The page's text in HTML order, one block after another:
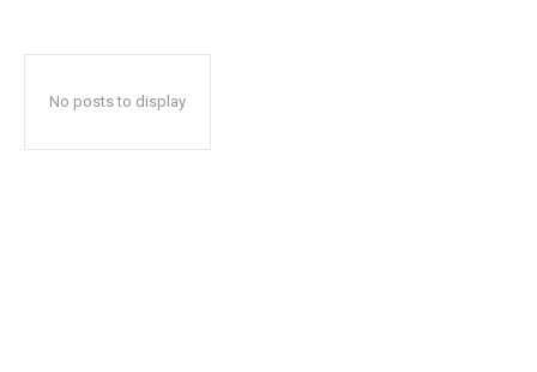
No posts to display